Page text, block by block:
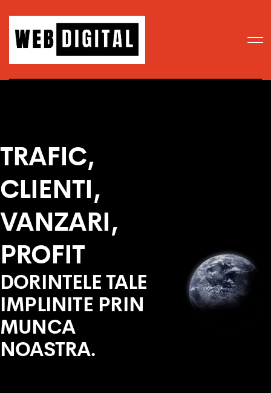
TRAFIC,
CLIENTI,
VANZARI,
PROFIT
DORINTELE TALE
IMPLINITE PRIN
MUNCA
NOASTRA.